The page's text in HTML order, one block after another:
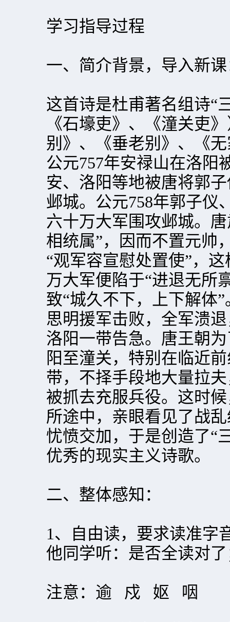
学习指导过程
一、简介背景，导入新
这首诗是杜甫著名组诗“
《石壕吏》、《潼关吏
别》、《垂老别》、《
公元757年安禄山在洛阳
安、洛阳等地被唐将郭
邺城。公元758年郭子仪
六十万大军围攻邺城。
相统属”，因而不置元帅
“观军容宣慰处置使”，
万大军便陷于“进退无所
致“城久不下，上下解体
思明援军击败，全军溃
洛阳一带告急。唐王朝
阳至潼关，特别在临近
带，不择手段地大量拉
被抓去充服兵役。这时
所途中，亲眼看见了战
忧愤交加，于是创造了“
优秀的现实主义诗歌。
二、整体感知：
1、自由读，要求读准字
他同学听：是否全读对
注意：逾 戍 妪 咽